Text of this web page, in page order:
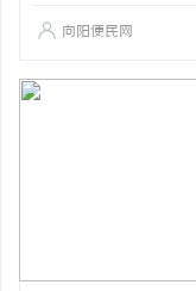
向阳便民网